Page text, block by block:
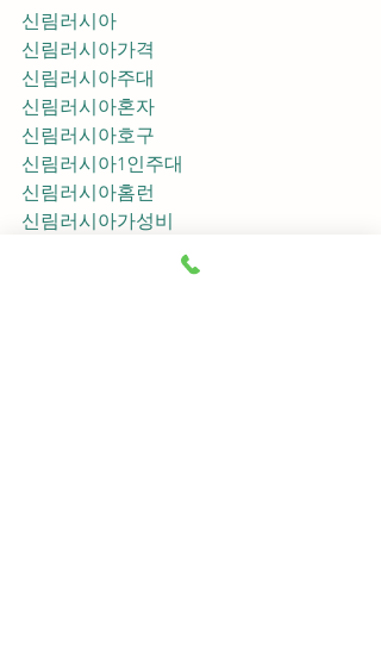
신림러시아
신림러시아가격
신림러시아주대
신림러시아혼자
신림러시아호구
신림러시아1인주대
신림러시아홈런
신림러시아가성비